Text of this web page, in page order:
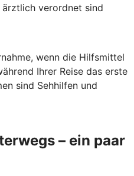
verordnet sind
wenn die Hilfsmittel
Ihrer Reise das erste
sind Sehhilfen und
– ein paar